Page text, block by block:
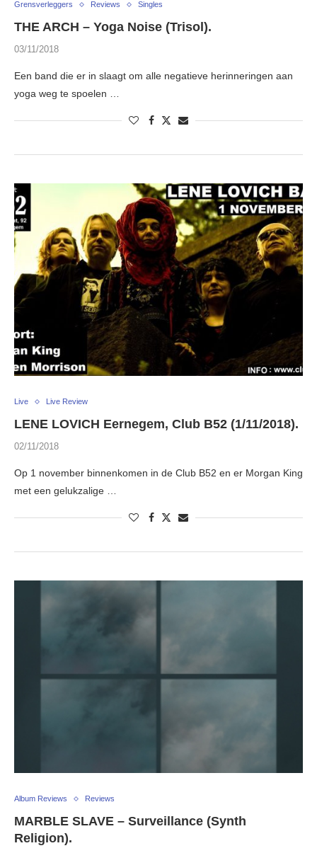
Grensverleggers Reviews Singles
THE ARCH – Yoga Noise (Trisol).
03/11/2018
Een band die er in slaagt om alle negatieve herinneringen aan
yoga weg te spoelen …
Live Live Review
LENE LOVICH Eernegem, Club B52 (1/11/2018).
02/11/2018
Op 1 november binnenkomen in de Club B52 en er Morgan King
met een gelukzalige …
Album Reviews Reviews
MARBLE SLAVE – Surveillance (Synth
Religion).